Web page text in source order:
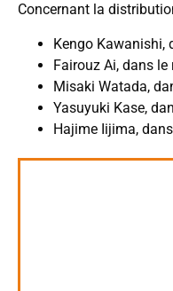
Concernant la
Kengo Kawanishi,
Fairouz ‌Ai, dans
Misaki ‌Watada,
Yasuyuki ‌Kase,
Hajime ‌Iijima,